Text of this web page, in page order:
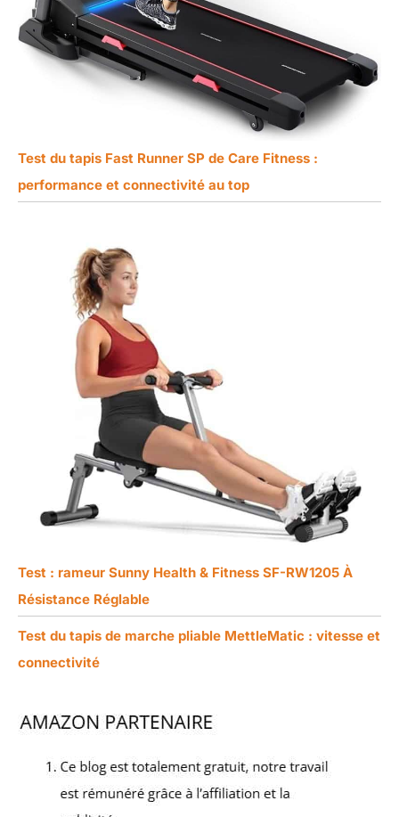
Test du tapis Fast Runner SP de Care Fitness :
performance et connectivité au top
Test : rameur Sunny Health & Fitness SF-RW1205 À
Résistance Réglable
Test du tapis de marche pliable MettleMatic : vitesse et
connectivité